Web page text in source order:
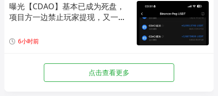
曝光【CDAO】基本已成为死盘，
项目方一边禁止玩家提现，又一边
6小时前
点击查看更多